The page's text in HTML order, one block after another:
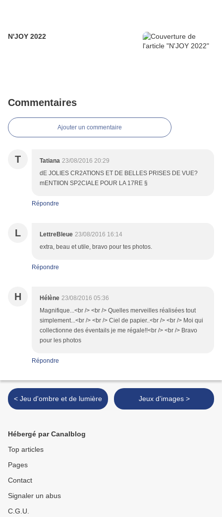
N'JOY 2022
Commentaires
Ajouter un commentaire
T Tatiana 23/08/2016 20:29
dE JOLIES CR2ATIONS ET DE BELLES PRISES DE VUE?
mENTIION SP2CIALE POUR LA 17RE §
Répondre
L LettreBleue 23/08/2016 16:14
extra, beau et utile, bravo pour tes photos.
Répondre
H Hélène 23/08/2016 05:36
Magnifique...<br /> <br /> Quelles merveilles réalisées tout
simplement...<br /> <br /> Ciel de papier..<br /> <br /> Moi qui
collectionne des éventails je me régale!!<br /> <br /> Bravo
pour les photos
Répondre
< Jeu d'ombre et de lumière Jeux d'images >
Hébergé par Canalblog
Top articles
Pages
Contact
Signaler un abus
C.G.U.